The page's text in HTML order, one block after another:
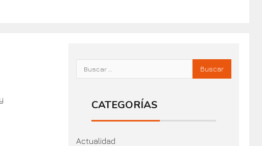
CATEGORÍAS
Actualidad